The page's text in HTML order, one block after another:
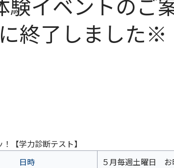
終了しました※
【学力診断テスト】
日時
５月毎週土曜日 お